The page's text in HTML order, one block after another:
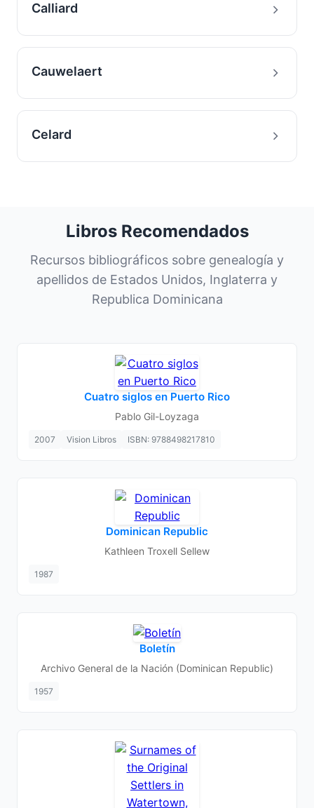
Calliard
Cauwelaert
Celard
Libros Recomendados
Recursos bibliográficos sobre genealogía y
apellidos de Estados Unidos, Inglaterra y
Republica Dominicana
Cuatro siglos en Puerto Rico
Pablo Gil-Loyzaga
2007 Vision Libros ISBN: 9788498217810
Dominican Republic
Kathleen Troxell Sellew
1987
Boletín
Archivo General de la Nación (Dominican Republic)
1957